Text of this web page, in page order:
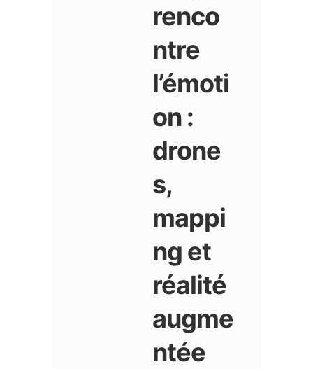
renco
ntre
l’émoti
on :
drone
s,
mappi
ng et
réalité
augme
ntée